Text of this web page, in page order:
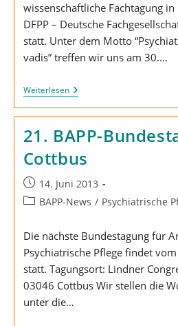
wissenschaftliche Fachtagung
DFPP – Deutsche
statt. Unter dem Motto
vadis” treffen wir uns am 30.…
Weiterlesen“Psychiatrische
Pflege:
Quo
21. BAPP-
Cottbus
Beitrag
veröffentlicht:
14. Juni 2013
Beitrags-
BAPP-News / Psychiatrische
Die nächste Bundestagung für
Psychiatrische Pflege findet
statt. Tagungsort: Lindner
03046 Cottbus Wir stellen die
unter die…